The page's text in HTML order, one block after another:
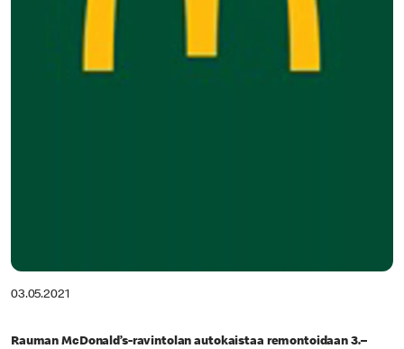
03.05.2021
Rauman McDonald’s-ravintolan autokaistaa remontoidaan 3.–